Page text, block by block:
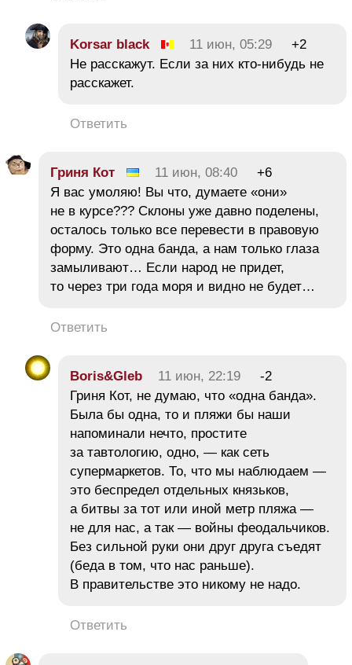
Korsar black 11 июн, 05:29
+2
Не расскажут. Если за них кто-нибудь не
расскажет.
Ответить
Гриня Кот 11 июн, 08:40
+6
Я вас умоляю! Вы что, думаете «они»
не в курсе??? Склоны уже давно поделены,
осталось только все перевести в правовую
форму. Это одна банда, а нам только глаза
замыливают… Если народ не придет,
то через три года моря и видно не будет…
Ответить
Boris&Gleb 11 июн, 22:19
-2
Гриня Кот, не думаю, что «одна банда».
Была бы одна, то и пляжи бы наши
напоминали нечто, простите
за тавтологию, одно, — как сеть
супермаркетов. То, что мы наблюдаем —
это беспредел отдельных князьков,
а битвы за тот или иной метр пляжа —
не для нас, а так — войны феодальчиков.
Без сильной руки они друг друга съедят
(беда в том, что нас раньше).
В правительстве это никому не надо.
Ответить